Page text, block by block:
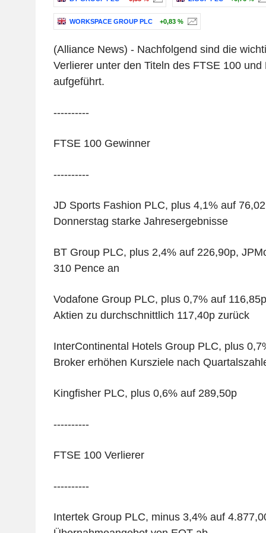
WORKSPACE GROUP PLC +0,83 %
(Alliance News) - Nachfolgend sind die
Verlierer unter den Titeln des FTSE 100
aufgeführt.
----------
FTSE 100 Gewinner
----------
JD Sports Fashion PLC, plus 4,1% auf
Donnerstag starke Jahresergebnisse
BT Group PLC, plus 2,4% auf 226,90p,
310 Pence an
Vodafone Group PLC, plus 0,7% auf
Aktien zu durchschnittlich 117,40p zurück
InterContinental Hotels Group PLC, plus
Broker erhöhen Kursziele nach
Kingfisher PLC, plus 0,6% auf 289,50p
----------
FTSE 100 Verlierer
----------
Intertek Group PLC, minus 3,4% auf